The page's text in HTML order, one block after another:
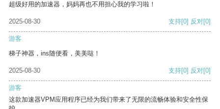
超级好用的加速器，妈妈再也不用担心我的学习啦！
2025-08-30 支持[0] 反对[0]
游客
梯子神器，ins随便看，美美哒！
2025-08-30 支持[0] 反对[0]
游客
这款加速器VPM应用程序已经为我们带来了无限的流畅体验和安全性保